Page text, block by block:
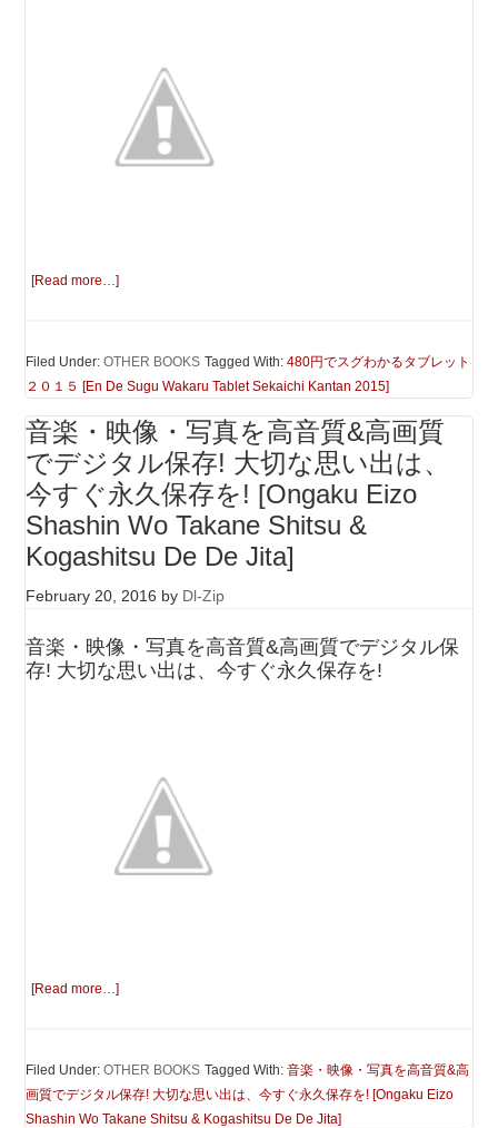
[Read more…]
Filed Under:OTHER BOOKS Tagged With:480円でスグわかるタブレット
２０１５ [En De Sugu Wakaru Tablet Sekaichi Kantan 2015]
音楽・映像・写真を高音質&高画質
でデジタル保存! 大切な思い出は、
今すぐ永久保存を! [Ongaku Eizo
Shashin Wo Takane Shitsu &
Kogashitsu De De Jita]
February 20, 2016 by Dl-Zip
音楽・映像・写真を高音質&高画質でデジタル保
存! 大切な思い出は、今すぐ永久保存を!
[Read more…]
Filed Under:OTHER BOOKS Tagged With:音楽・映像・写真を高音質&高
画質でデジタル保存! 大切な思い出は、今すぐ永久保存を! [Ongaku Eizo
Shashin Wo Takane Shitsu & Kogashitsu De De Jita]